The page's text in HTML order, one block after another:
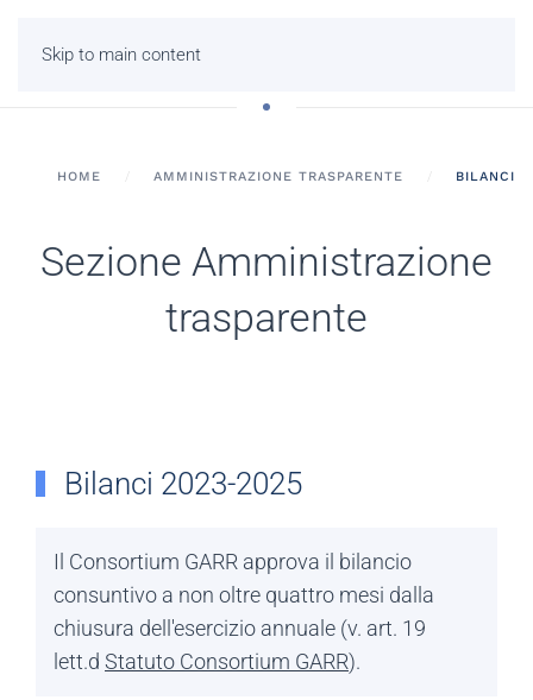
Skip to main content
HOME AMMINISTRAZIONE TRASPARENTE BILANCI
Sezione Amministrazione
trasparente
Bilanci 2023-2025
Il Consortium GARR approva il bilancio
consuntivo a non oltre quattro mesi dalla
chiusura dell'esercizio annuale (v. art. 19
lett.d Statuto Consortium GARR).